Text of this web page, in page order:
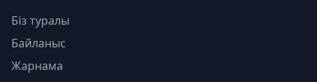
Біз туралы
Байланыс
Жарнама